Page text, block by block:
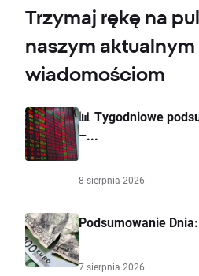
Trzymaj rękę na
naszym aktualnym
wiadomościom
📊 Tygodniowe
–...
8 sierpnia 2026
Podsumowanie
7 sierpnia 2026